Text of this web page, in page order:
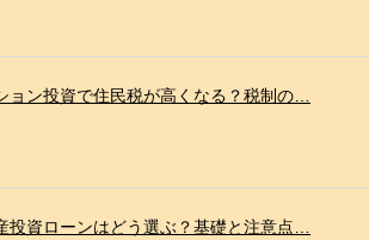
ョン投資で住民税が高くなる？税制の…
投資ローンはどう選ぶ？基礎と注意点…